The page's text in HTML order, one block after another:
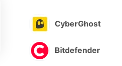
CyberGhost
Bitdefender